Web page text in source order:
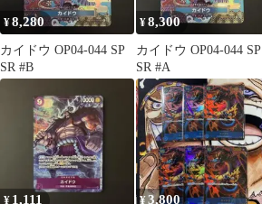
¥8,280
カイドウ OP04-044 SP
SR #B
¥8,300
カイドウ OP04-044 SP
SR #A
¥ 1,111 ¥3,800